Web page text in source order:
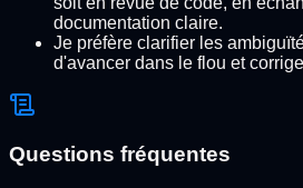
documentation claire.
Je préfère clarifier les
d'avancer dans le flou et
Questions fréquentes